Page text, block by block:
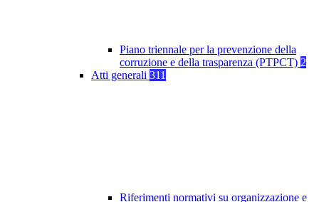
Piano triennale per la prevenzione della
corruzione e della trasparenza (PTPCT) 2
Atti generali 311
Riferimenti normativi su organizzazione e